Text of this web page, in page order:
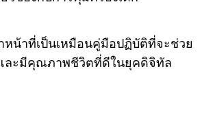
หน้าที่เป็นเหมือนคู่มือปฏิบัติที่จะช่วย
ละมีคุณภาพชีวิตที่ดีในยุคดิจิทัล